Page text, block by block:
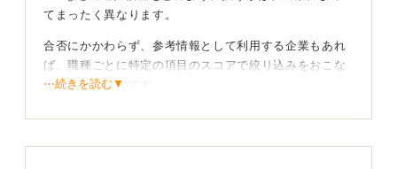
てまったく異なります。
合否にかかわらず、参考情報として利用する企業もあれ
ば、職種ごとに特定の項目のスコアで絞り込みをおこな
う企業もあるのです。
⋯続きを読む▼